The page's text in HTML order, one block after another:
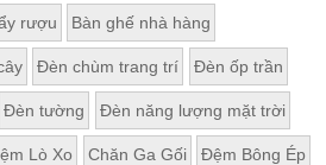
rượu Bàn ghế nhà hàng
Đèn chùm trang trí Đèn ốp trần
Đèn tường Đèn năng lượng mặt trời
Lò Xo Chăn Ga Gối Đệm Bông Ép